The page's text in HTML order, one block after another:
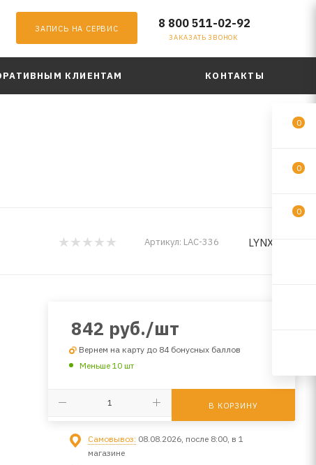
ЗАПИСЬ НА СЕРВИС 8 800 511-02-92
ЗАКАЗАТЬ ЗВОНОК
КЛИЕНТАМ КОНТАКТЫ
Артикул: LAC-336 LYNXauto
842 руб./шт
Вернем на карту до 84 бонусных баллов
Меньше 10 шт
В КОРЗИНУ
Самовывоз: 08.08.2026, после 8:00, в 1
магазине
0
0
0